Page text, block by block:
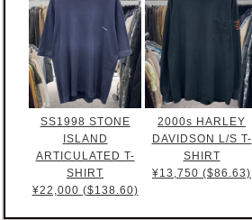
SS1998 STONE
ISLAND
ARTICULATED T-
SHIRT
¥22,000 ($138.60)
2000s HARLEY
DAVIDSON L/S T-
SHIRT
¥13,750 ($86.63)